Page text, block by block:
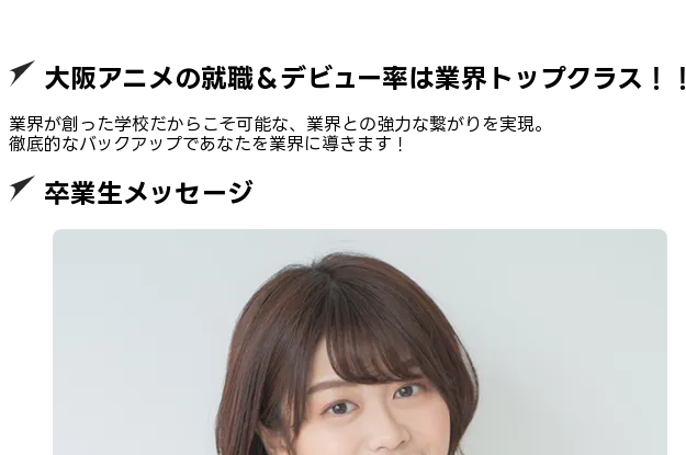
大阪アニメの就職＆デビュー率は業界トップクラス！！
業界が創った学校だからこそ可能な、業界との強力な繋がりを実現。
徹底的なバックアップであなたを業界に導きます！
卒業生メッセージ